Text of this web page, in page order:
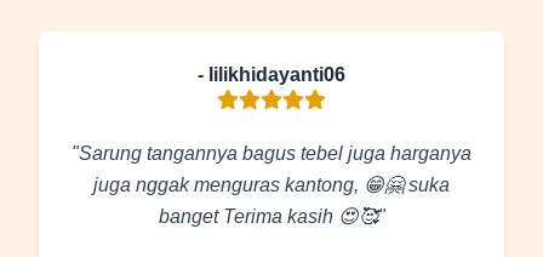
- lilikhidayanti06
"Sarung tangannya bagus tebel juga harganya
juga nggak menguras kantong, 😁🤗 suka
banget Terima kasih 😍🥰"